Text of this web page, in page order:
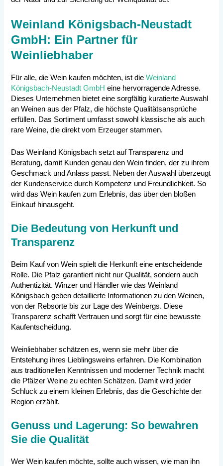
Weinland Königsbach-Neustadt
GmbH: Ein Partner für
Weinliebhaber
Für alle, die Wein kaufen möchten, ist dieWeinland
Königsbach-Neustadt GmbH eine hervorragende Adresse.
Dieses Unternehmen bietet eine sorgfältig kuratierte Auswahl
an Weinen aus der Pfalz, die höchste Qualitätsansprüche
erfüllen. Das Sortiment umfasst sowohl klassische als auch
rare Weine, die direkt vom Erzeuger stammen.
Das Weinland Königsbach setzt auf Transparenz und
Beratung, damit Kunden genau den Wein finden, der zu ihrem
Geschmack und Anlass passt. Neben der Auswahl überzeugt
der Kundenservice durch Kompetenz und Freundlichkeit. So
wird das Wein kaufen zum Erlebnis, das über den bloßen
Einkauf hinausgeht.
Die Bedeutung von Herkunft und
Transparenz
Beim Kauf von Wein spielt die Herkunft eine entscheidende
Rolle. Die Pfalz garantiert nicht nur Qualität, sondern auch
Authentizität. Winzer und Händler wie das Weinland
Königsbach geben detaillierte Informationen zu den Weinen,
von der Rebsorte bis zur Lage des Weinbergs. Diese
Transparenz schafft Vertrauen und sorgt für eine bewusste
Kaufentscheidung.
Weinliebhaber schätzen es, wenn sie mehr über die
Entstehung ihres Lieblingsweins erfahren. Die Kombination
aus traditionellen Kenntnissen und moderner Technik macht
die Pfälzer Weine zu echten Schätzen. Damit wird jeder
Schluck zu einem kleinen Erlebnis, das die Geschichte der
Region erzählt.
Genuss und Lagerung: So bewahren
Sie die Qualität
Wer Wein kaufen möchte, sollte auch wissen, wie man ihn